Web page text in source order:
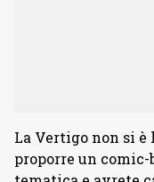
La Vertigo non si è
proporre un